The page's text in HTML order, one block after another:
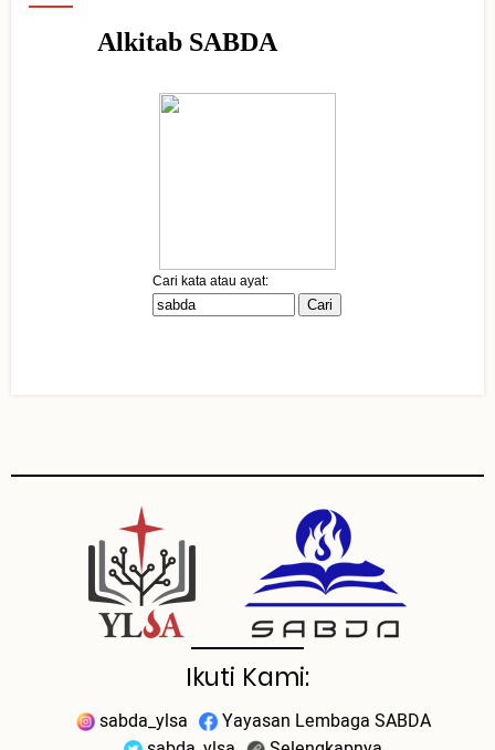
Ikuti Kami:
sabda_ylsa
Yayasan Lembaga SABDA